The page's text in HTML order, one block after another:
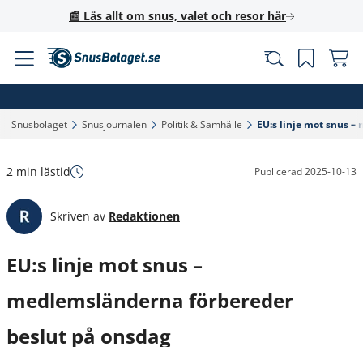
📰 Läs allt om snus, valet och resor här
Snusbolaget‎ Snusjournalen‎ Politik & Samhälle‎ EU:s linje mot snus
2 min lästid Publicerad2025-10-13
Skriven av Redaktionen
EU:s linje mot snus –
medlemsländerna förbereder
beslut på onsdag